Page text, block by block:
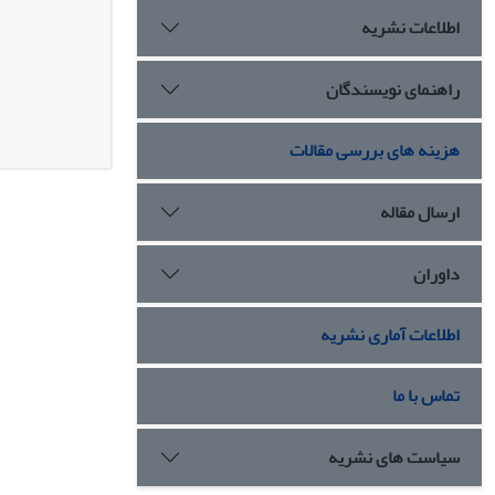
اطلاعات نشریه
راهنمای نویسندگان
هزینه های بررسی مقالات
ارسال مقاله
داوران
اطلاعات آماری نشریه
تماس با ما
سیاست های نشریه